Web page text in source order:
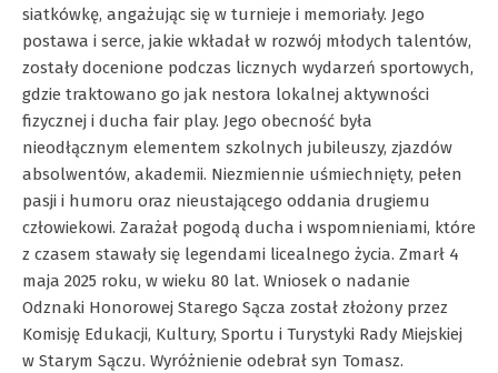
siatkówkę, angażując się w turnieje i memoriały. Jego
postawa i serce, jakie wkładał w rozwój młodych talentów,
zostały docenione podczas licznych wydarzeń sportowych,
gdzie traktowano go jak nestora lokalnej aktywności
fizycznej i ducha fair play. Jego obecność była
nieodłącznym elementem szkolnych jubileuszy, zjazdów
absolwentów, akademii. Niezmiennie uśmiechnięty, pełen
pasji i humoru oraz nieustającego oddania drugiemu
człowiekowi. Zarażał pogodą ducha i wspomnieniami, które
z czasem stawały się legendami licealnego życia. Zmarł 4
maja 2025 roku, w wieku 80 lat. Wniosek o nadanie
Odznaki Honorowej Starego Sącza został złożony przez
Komisję Edukacji, Kultury, Sportu i Turystyki Rady Miejskiej
w Starym Sączu. Wyróżnienie odebrał syn Tomasz.